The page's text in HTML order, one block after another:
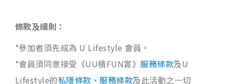
條款及細則：
*參加者須先成為 U Lifestyle 會員。
*會員須同意接受《UU積FUN賞》服務條款及U
Lifestyle的私隱條款、服務條款及此活動之一切